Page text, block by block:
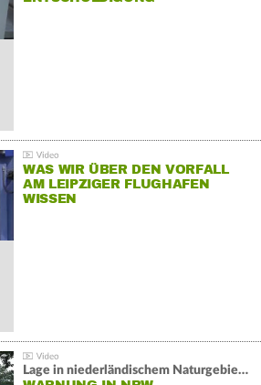
WAS WIR ÜBER DEN VORFALL
AM LEIPZIGER FLUGHAFEN
WISSEN
Lage in niederländischem Naturgebiet stabil